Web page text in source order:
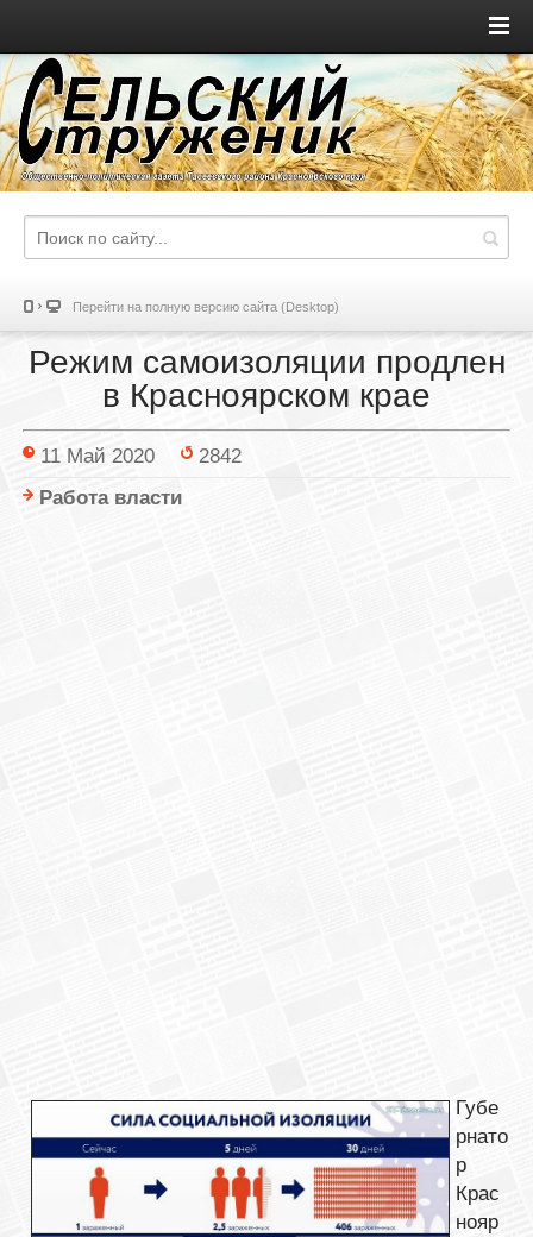
Перейти на полную версию сайта (Desktop)
Режим самоизоляции продлен
в Красноярском крае
11 Май 2020
2842
Работа власти
Губе
рнато
р
Крас
нояр